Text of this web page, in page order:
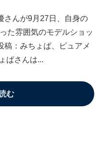
さんが9月27日、自身の
た雰囲気のモデルショッ
稿：みちょぱ、ピュアメ
ぱさんは...
む